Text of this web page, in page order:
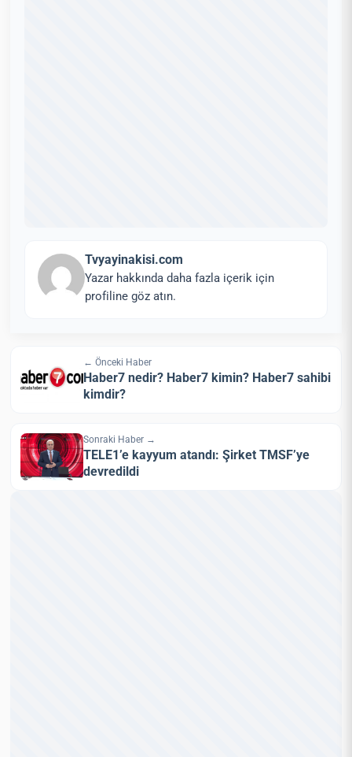
Tvyayinakisi.com
Yazar hakkında daha fazla içerik için
profiline göz atın.
← Önceki Haber
Haber7 nedir? Haber7 kimin? Haber7 sahibi
kimdir?
Sonraki Haber →
TELE1’e kayyum atandı: Şirket TMSF’ye
devredildi